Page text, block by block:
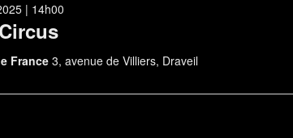
| 14h00
France3, avenue de Villiers, Draveil